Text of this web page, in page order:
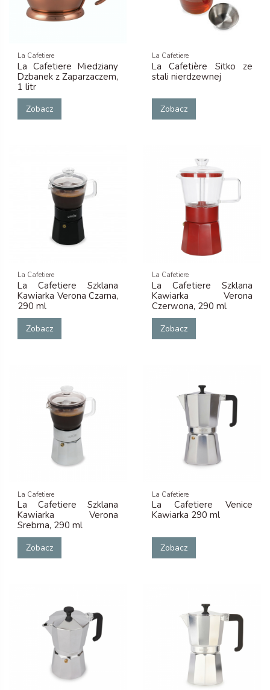
La Cafetiere
La Cafetiere Miedziany
Dzbanek z Zaparzaczem,
1 litr
Zobacz
La Cafetiere
La Cafetière Sitko ze
stali nierdzewnej
Zobacz
La Cafetiere
La Cafetiere Szklana
Kawiarka Verona Czarna,
290 ml
Zobacz
La Cafetiere
La Cafetiere Szklana
Kawiarka Verona
Czerwona, 290 ml
Zobacz
La Cafetiere
La Cafetiere Szklana
Kawiarka Verona
Srebrna, 290 ml
Zobacz
La Cafetiere
La Cafetiere Venice
Kawiarka 290 ml
Zobacz